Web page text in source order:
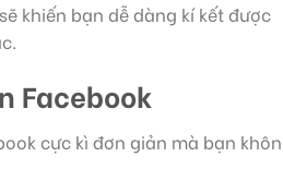
khiến bạn dễ dàng kí kết được
Facebook
cực kì đơn giản mà bạn